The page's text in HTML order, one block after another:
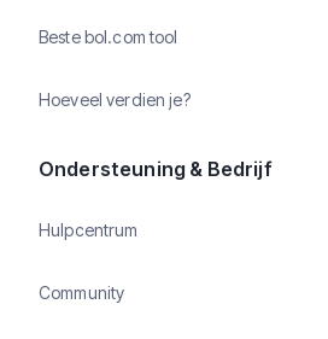
Beste bol.com tool
Hoeveel verdien je?
Ondersteuning & Bedrijf
Hulpcentrum
Community